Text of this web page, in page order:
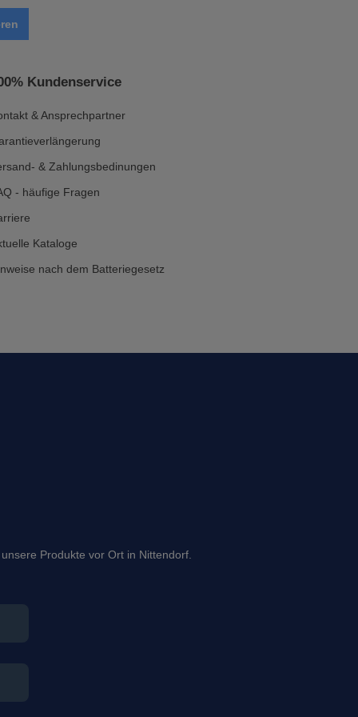
Kundenservice
& Ansprechpartner
& Zahlungsbedinungen
- häufige Fragen
Kataloge
nach dem Batteriegesetz
Produkte vor Ort in Nittendorf.